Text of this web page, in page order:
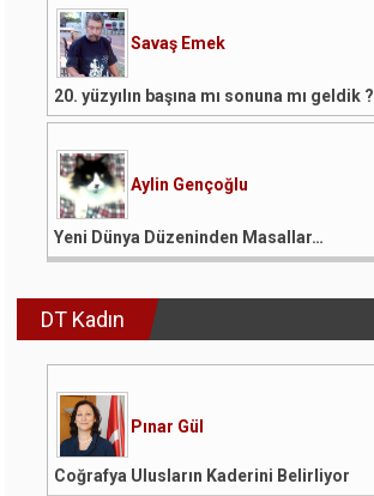
Savaş Emek
20. yüzyılın başına mı sonuna mı geldik ?
Aylin Gençoğlu
Yeni Dünya Düzeninden Masallar…
DT Kadın
Pınar Gül
Coğrafya Ulusların Kaderini Belirliyor